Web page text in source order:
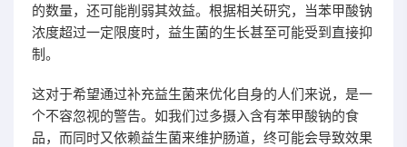
的数量，还可能削弱其效益。根据相关研究，当苯甲酸钠
浓度超过一定限度时，益生菌的生长甚至可能受到直接抑
制。
这对于希望通过补充益生菌来优化自身的人们来说，是一
个不容忽视的警告。如我们过多摄入含有苯甲酸钠的食
品，而同时又依赖益生菌来维护肠道，终可能会导致效果